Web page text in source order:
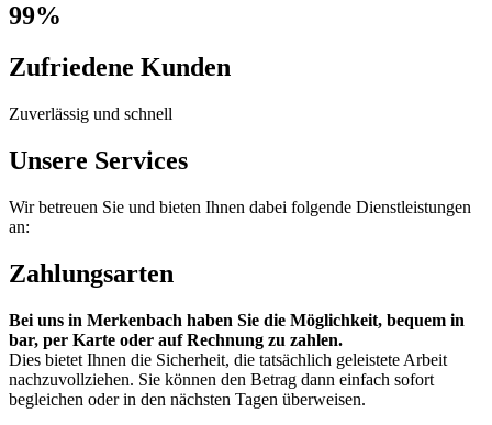
99%
Zufriedene Kunden
Zuverlässig und schnell
Unsere Services
Wir betreuen Sie und bieten Ihnen dabei folgende Dienstleistungen
an:
Zahlungsarten
Bei uns in Merkenbach haben Sie die Möglichkeit, bequem in
bar, per Karte oder auf Rechnung zu zahlen.
Dies bietet Ihnen die Sicherheit, die tatsächlich geleistete Arbeit
nachzuvollziehen. Sie können den Betrag dann einfach sofort
begleichen oder in den nächsten Tagen überweisen.